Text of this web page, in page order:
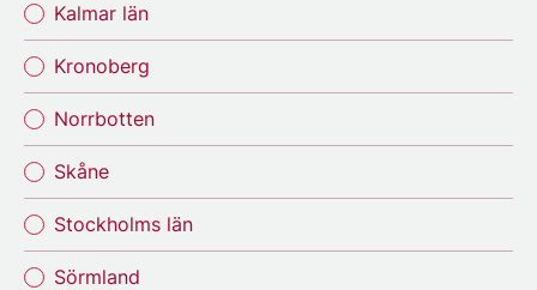
Kalmar län
Kronoberg
Norrbotten
Skåne
Stockholms län
Sörmland